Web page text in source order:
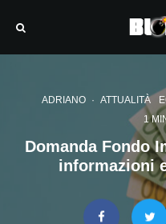
ADRIANO · ATTUALITÀ
1
Domanda Fondo
informazioni